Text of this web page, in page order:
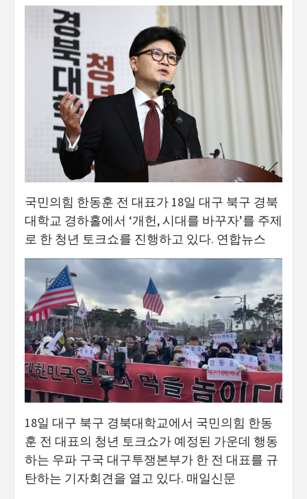
국민의힘 한동훈 전 대표가 18일 대구 북구 경북
대학교 경하홀에서 ‘개헌, 시대를 바꾸자’를 주제
로 한 청년 토크쇼를 진행하고 있다. 연합뉴스
18일 대구 북구 경북대학교에서 국민의힘 한동
훈 전 대표의 청년 토크쇼가 예정된 가운데 행동
하는 우파 구국 대구투쟁본부가 한 전 대표를 규
탄하는 기자회견을 열고 있다. 매일신문